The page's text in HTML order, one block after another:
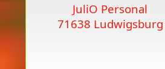
JuliO Personal
71638 Ludwigsburg